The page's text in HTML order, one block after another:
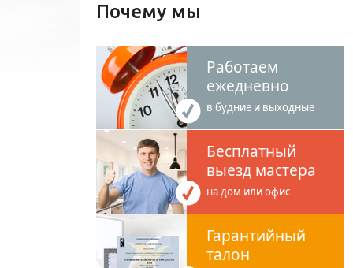
Почему мы
Работаем
ежедневно
в будние и выходные
Бесплатный
выезд мастера
на дом или офис
Гарантийный
талон